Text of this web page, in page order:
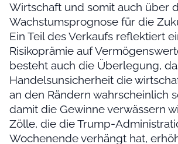
Wirtschaft und somit auch über
Wachstumsprognose für die
Ein Teil des Verkaufs reflektiert
Risikoprämie auf
besteht auch die Überlegung,
Handelsunsicherheit die
an den Rändern wahrscheinlich
damit die Gewinne verwässern
Zölle, die die Trump-
Wochenende verhängt hat,